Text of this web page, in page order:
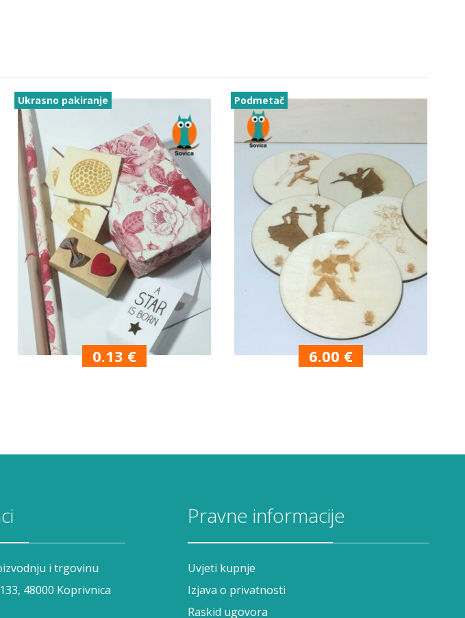
Ukrasno pakiranje
0.13 €
Podmetač
6.00 €
i trgovinu
48000 Koprivnica
Pravne informacije
Uvjeti kupnje
Izjava o privatnosti
Raskid ugovora